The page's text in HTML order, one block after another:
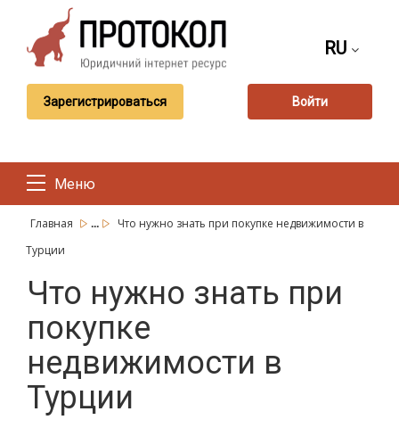
RU
Зарегистрироваться Войти
Меню
Главная ...
Что нужно знать при покупке недвижимости в
Турции
Что нужно знать при
покупке
недвижимости в
Турции